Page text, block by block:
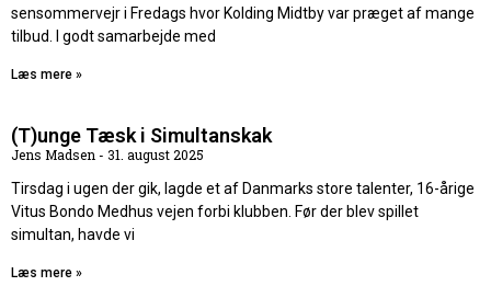
sensommervejr i Fredags hvor Kolding Midtby var præget af mange
tilbud. I godt samarbejde med
Læs mere »
(T)unge Tæsk i Simultanskak
Jens Madsen
31. august 2025
Tirsdag i ugen der gik, lagde et af Danmarks store talenter, 16-årige
Vitus Bondo Medhus vejen forbi klubben. Før der blev spillet
simultan, havde vi
Læs mere »